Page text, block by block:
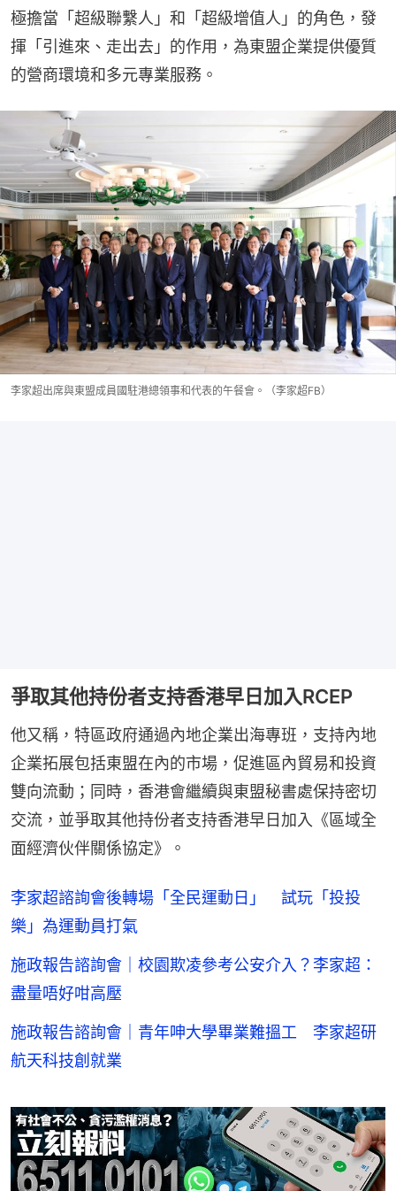
極擔當「超級聯繫人」和「超級增值人」的角色，發
揮「引進來、走出去」的作用，為東盟企業提供優質
的營商環境和多元專業服務。
李家超出席與東盟成員國駐港總領事和代表的午餐會。（李家超FB）
爭取其他持份者支持香港早日加入RCEP
他又稱，特區政府通過內地企業出海專班，支持內地
企業拓展包括東盟在內的市場，促進區內貿易和投資
雙向流動；同時，香港會繼續與東盟秘書處保持密切
交流，並爭取其他持份者支持香港早日加入《區域全
面經濟伙伴關係協定》。
李家超諮詢會後轉場「全民運動日」 試玩「投投
樂」為運動員打氣
施政報告諮詢會｜校園欺凌參考公安介入？李家超：
盡量唔好咁高壓
施政報告諮詢會｜青年呻大學畢業難搵工 李家超研
航天科技創就業